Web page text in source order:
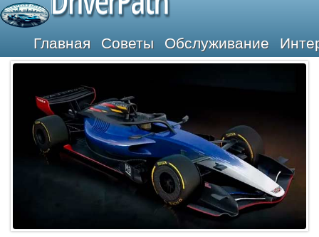
Главная Советы Обслуживание